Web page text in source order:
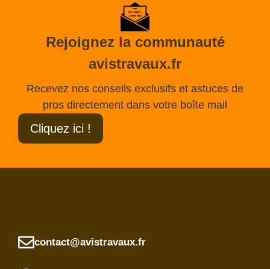
Rejoignez la communauté
avistravaux.fr
Recevez nos conseils exclusifs et astuces de
pros directement dans votre boîte mail
Cliquez ici !
contact@avistravaux.fr